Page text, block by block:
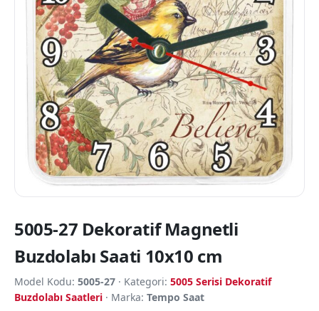
5005-27 Dekoratif Magnetli
Buzdolabı Saati 10x10 cm
Model Kodu: 5005-27 · Kategori: 5005 Serisi Dekoratif
Buzdolabı Saatleri · Marka: Tempo Saat